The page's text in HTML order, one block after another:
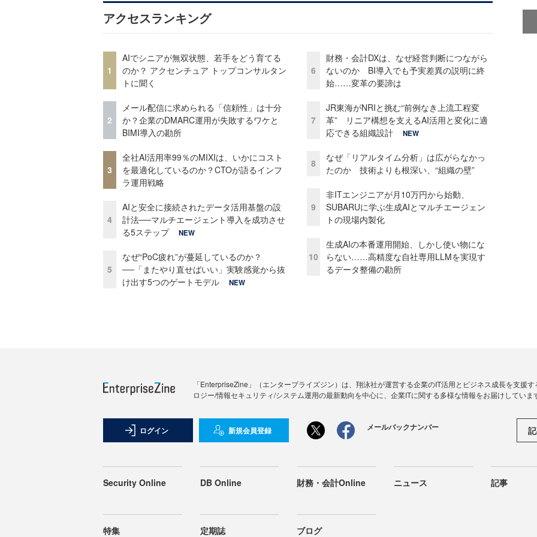
アクセスランキング
1
AIでシニアが無双状態、若手をどう育てる
のか？ アクセンチュア トップコンサルタン
トに聞く
2
メール配信に求められる「信頼性」は十分
か？企業のDMARC運用が失敗するワケと
BIMI導入の勘所
3
全社AI活用率99％のMIXIは、いかにコスト
を最適化しているのか？CTOが語るインフ
ラ運用戦略
4
AIと安全に接続されたデータ活用基盤の設
計法──マルチエージェント導入を成功させ
る5ステップ
NEW
5
なぜ“PoC疲れ”が蔓延しているのか？
──「またやり直せばいい」実験感覚から抜
け出す5つのゲートモデル
NEW
6
財務・会計DXは、なぜ経営判断につながら
ないのか BI導入でも予実差異の説明に終
始……変革の要諦は
7
JR東海がNRIと挑む“前例なき上流工程変
革” リニア構想を支えるAI活用と変化に適
応できる組織設計
NEW
8
なぜ「リアルタイム分析」は広がらなかっ
たのか 技術よりも根深い、“組織の壁”
9
非ITエンジニアが月10万円から始動、
SUBARUに学ぶ生成AIとマルチエージェン
トの現場内製化
10
生成AIの本番運用開始、しかし使い物にな
らない……高精度な自社専用LLMを実現す
るデータ整備の勘所
「EnterpriseZine」（エンタープライズジン）は、翔泳社が運営する企業のIT活用とビジネス成長を支援
ロジー/情報セキュリティ/システム運用の最新動向を中心に、企業ITに関する多様な情報をお届けしていま
ログイン 新規会員登録 メールバックナンバー
Security Online DB Online 財務・会計Online ニュース 記事
特集 定期誌 ブログ